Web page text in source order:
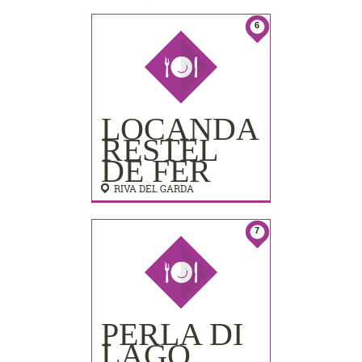
LIDO
PALACE) 6
LOCANDA
RESTEL
DE FER
RIVA DEL GARDA
7
PERLA DI